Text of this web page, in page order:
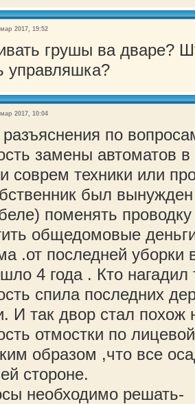
19:52
грушы ва дваре?
управляшка?
10:04
по
замены автоматов
соврем техники или
был
поменять
общедомовые
.от последней уборки
4 года . Кто нагадил
спила последних
И так двор стал
отмостки по
образом ,что все
стороне.
необходимо решать-